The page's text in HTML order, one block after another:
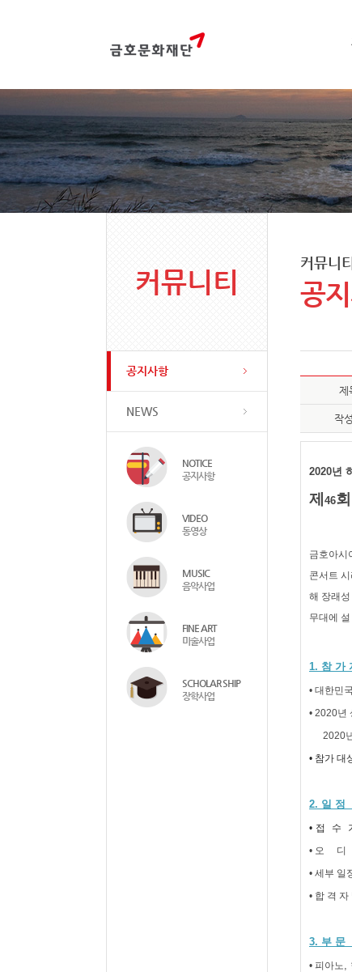
커뮤니티
공지사항
NEWS
NOTICE
공지사항
VIDEO
동영상
MUSIC
음악사업
FINE ART
미술사업
SCHOLAR SHIP
장학사업
커뮤니티
공
제
작
2020년
제 46
금호아시
콘서트
해 장래
무대에
1. 참 가
• 대한민
• 2020년
2020
• 참가 대
2. 일 정
• 접 수
• 오 디
• 세부 일
• 합 격 자
3. 부 문
• 피아노,